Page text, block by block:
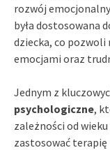
rozwój
była dostosowana
dziecka, co pozwoli
emocjami oraz
Jednym z
psychologiczne,
zależności od
zastosować